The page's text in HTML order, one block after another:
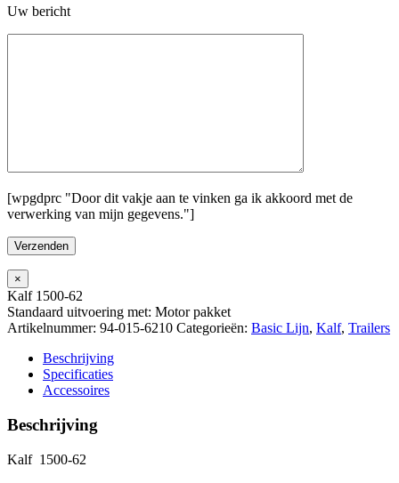
Uw bericht
[wpgdprc "Door dit vakje aan te vinken ga ik akkoord met de
verwerking van mijn gegevens."]
×
Kalf 1500-62
Standaard uitvoering met: Motor pakket
Artikelnummer: 94-015-6210 Categorieën: Basic Lijn, Kalf, Trailers
Beschrijving
Specificaties
Accessoires
Beschrijving
Kalf 1500-62